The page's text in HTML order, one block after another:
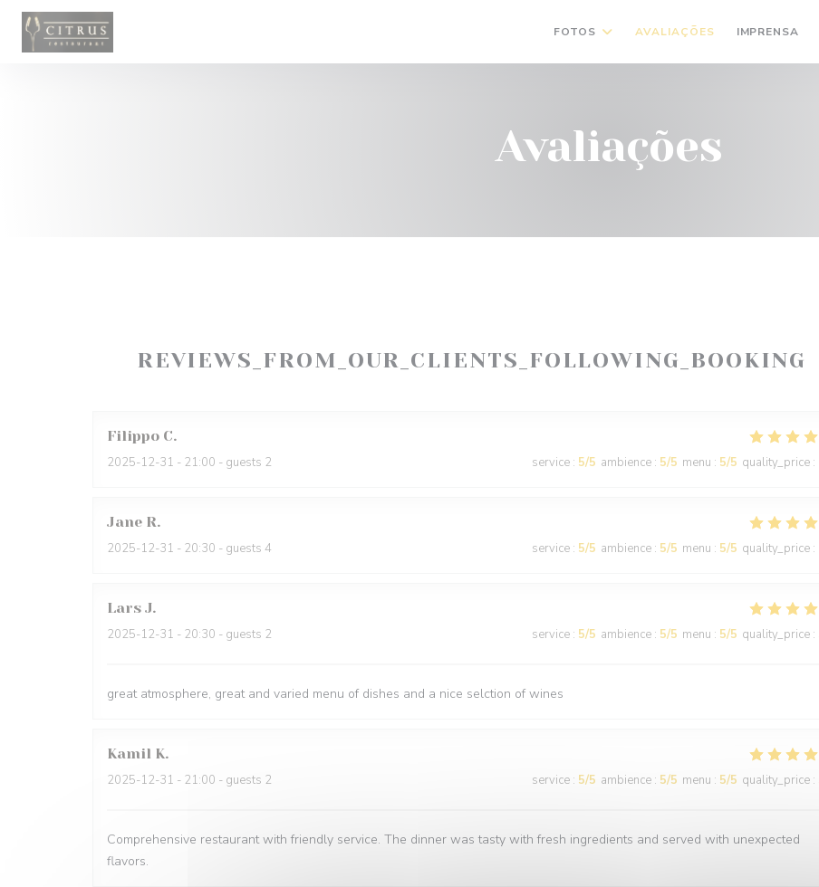
Painel de Gerenciamento de Cookies
FOTOS AVALIAÇÕES IMPRENSA
Avaliações
REVIEWS_FROM_OUR_CLIENTS_FOLLOWING_BOOKING
Filippo C
2025-12-31 - 21:00 - guests 2 service : 5/5 ambience : 5/5 menu : 5/5 quality_price :
Jane R
2025-12-31 - 20:30 - guests 4 service : 5/5 ambience : 5/5 menu : 5/5 quality_price :
Lars J
2025-12-31 - 20:30 - guests 2 service : 5/5 ambience : 5/5 menu : 5/5 quality_price :
great atmosphere, great and varied menu of dishes and a nice selction of wines
Kamil K
2025-12-31 - 21:00 - guests 2 service : 5/5 ambience : 5/5 menu : 5/5 quality_price :
Comprehensive restaurant with friendly service. The dinner was tasty with fresh ingredients and served with unexpected
flavors.